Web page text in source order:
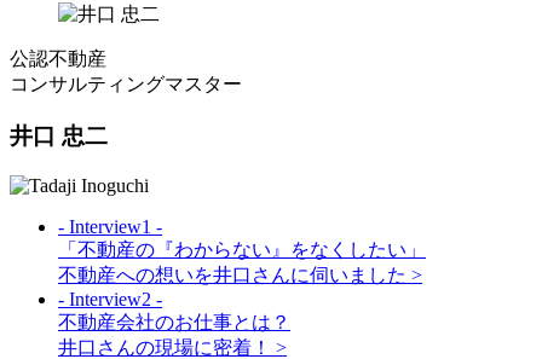
公認不動産
コンサルティングマスター
井口 忠二
- Interview1 -
「不動産の『わからない』をなくしたい」
不動産への想いを井口さんに伺いました >
- Interview2 -
不動産会社のお仕事とは？
井口さんの現場に密着！ >